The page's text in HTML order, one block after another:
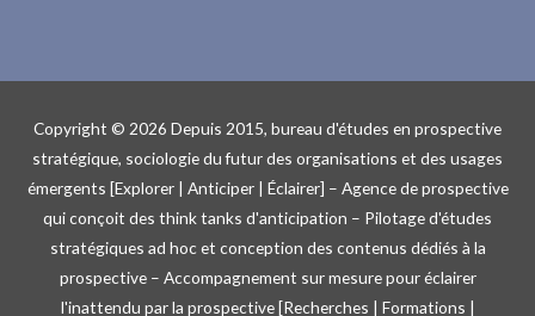
Copyright © 2026 Depuis 2015, bureau d'études en prospective
stratégique, sociologie du futur des organisations et des usages
émergents [Explorer | Anticiper | Éclairer] – Agence de prospective
qui conçoit des think tanks d'anticipation – Pilotage d'études
stratégiques ad hoc et conception des contenus dédiés à la
prospective – Accompagnement sur mesure pour éclairer
l'inattendu par la prospective [Recherches | Formations |